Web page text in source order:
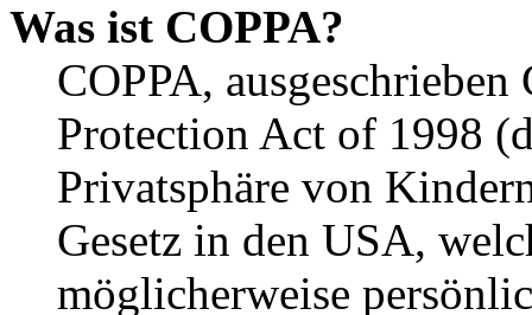
Was ist COPPA?
COPPA,
Protection Act of 1998
Privatsphäre von
Gesetz in den USA,
möglicherweise